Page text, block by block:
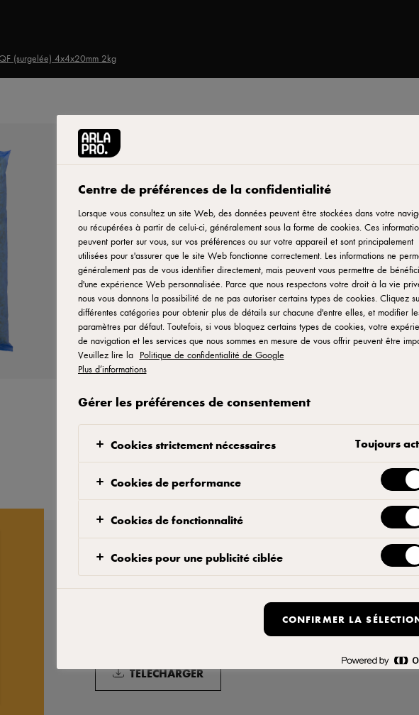
(surgelée) 4x4x20mm 2kg
ARLA® PRO
Mozzarella râpée IQF
4x4x20mm 2kg
ID: 796183
Le meilleur du goût et du filant de la mozzarella Arla Pro®,
surgélation « IQF» : maturation idéale pour un goût optimal,
coûts optimisés et gain de temps en cuisine, conservation
la mozzarella fraîche Arla Pro, alliée à la puissance de la
FICHE PRODUIT DÉTAILLÉE
Télécharger la fiche produit
Besoin de plus de détails ? Téléchargez la fiche technique de
TÉLÉCHARGER
Centre de préférences de la confidentialité
Lorsque vous consultez un site Web, des données peuvent être stockées dans votre
ou récupérées à partir de celui-ci, généralement sous la forme de cookies. Ces
peuvent porter sur vous, sur vos préférences ou sur votre appareil et sont principalement
utilisées pour s'assurer que le site Web fonctionne correctement. Les informations ne
généralement pas de vous identifier directement, mais peuvent vous permettre de
d'une expérience Web personnalisée. Parce que nous respectons votre droit à la vie
nous vous donnons la possibilité de ne pas autoriser certains types de cookies. Cliquez
différentes catégories pour obtenir plus de détails sur chacune d'entre elles, et modifier
paramètres par défaut. Toutefois, si vous bloquez certains types de cookies, votre
de navigation et les services que nous sommes en mesure de vous offrir peuvent être
Veuillez lire la Politique de confidentialité de Google
Plus d’informations
Gérer les préférences de consentement
Cookies strictement nécessaires Toujours
Cookies de performance
Cookies de fonctionnalité
Cookies pour une publicité ciblée
CONFIRMER LA